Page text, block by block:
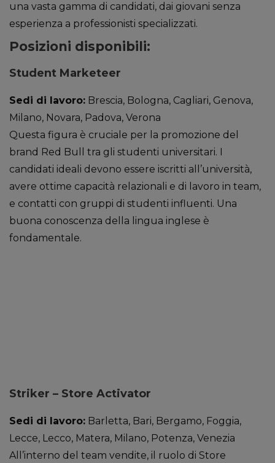
una vasta gamma di candidati, dai giovani senza
esperienza a professionisti specializzati.
Posizioni disponibili:
Student Marketeer
Sedi di lavoro: Brescia, Bologna, Cagliari, Genova,
Milano, Novara, Padova, Verona
Questa figura è cruciale per la promozione del
brand Red Bull tra gli studenti universitari. I
candidati ideali devono essere iscritti all’università,
avere ottime capacità relazionali e di lavoro in team,
e contatti con gruppi di studenti influenti. Una
buona conoscenza della lingua inglese è
fondamentale.
Striker – Store Activator
Sedi di lavoro: Barletta, Bari, Bergamo, Foggia,
Lecce, Lecco, Matera, Milano, Potenza, Venezia
All’interno del team vendite, il ruolo di Store